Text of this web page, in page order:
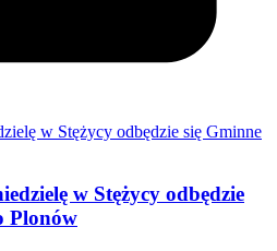
w Stężycy odbędzie
Plonów